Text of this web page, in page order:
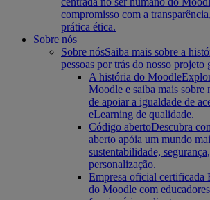
compromisso com a
prática ética.
Sobre nós
Sobre nósSaiba mais sobre a
pessoas por trás do nosso
A história do Moodle
Moodle e saiba mais sobre
de apoiar a igualdade de
eLearning de qualidade.
Código abertoDescubra
aberto apóia um mundo
sustentabilidade,
personalização.
Empresa oficial certificada
do Moodle com